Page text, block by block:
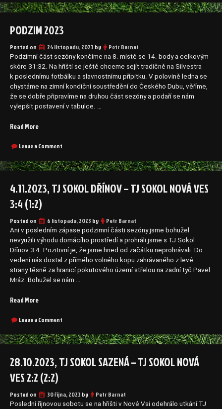
2023
–
PODZIM 2023
Posted on 24 listopadu, 2023 by Petr Barnat
Podzimní část sezóny končíme na 8. místě se 14. body a celkovým
skóre 31:32. Na hřišti se ještě chceme sejít tradičně na Silvestra
k poslednímu fotbálku a slavnostnímu přípitku. V polovině ledna se
chystáme na zimní kondiční soustředění do Českého Dubu, věříme,
že se dobře připravíme na druhou část sezóny a podaří se nám
vylepšit postavení v tabulce. …
Read More„Podzim
Leave a Comment
2023
4.11.2023, TJ SOKOL DŘÍNOV – TJ SOKOL NOVÁ VES
3:4 (1:2)
Posted on 6 listopadu, 2023 by Petr Barnat
Ani v posledním zápase podzimní části sezóny jsme bohužel
nevyužili výhodu domácího prostředí a prohráli jsme s TJ Sokol
Dřínov 3:4. Pozitivní je, že jsme hned od začátku neprohrávali. Do
vedení nás dostal z přímého volného kopu zahrávaného z levé
strany těsně za hranicí pokutového území střelou na zadní tyč Pavel
Mráz. Bohužel se nám …
Read More„4.11.2023,
Sokol
–
Sokol
Nová
Ves
3:4
(1:2)“
Leave a Comment
TJ
Sokol
–
Ves
3:4
28.10.2023, TJ SOKOL SAZENÁ – TJ SOKOL NOVÁ
VES 2:2 (2:2)
Posted on 30 října, 2023 by Petr Barnat
Poslední říjnovou sobotu se na hřišti v Nové Vsi odehrálo utkání TJ